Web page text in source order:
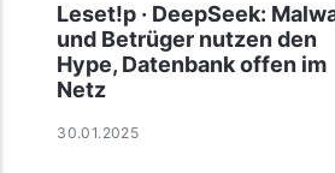
Leset!p · DeepSeek:
und Betrüger nutzen den
Hype, Datenbank offen im
Netz
30.01.2025